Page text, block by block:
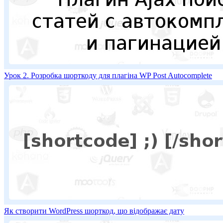
Урок 2. Розробка шорткоду для плагіна WP Post Autocomplete
Як створити WordPress шорткод, що відображає дату